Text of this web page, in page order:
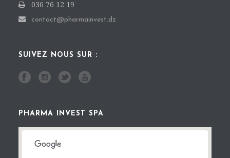
036 76 12 19
contact@pharmainvest.dz
SUIVEZ NOUS SUR :
PHARMA INVEST SPA